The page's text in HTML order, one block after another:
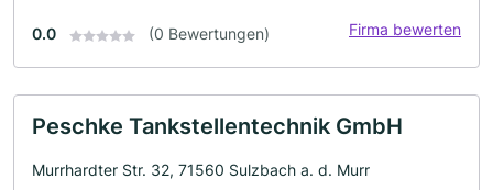
0.0 (0 Bewertungen) Firma bewerten
Peschke Tankstellentechnik GmbH
Murrhardter Str. 32, 71560 Sulzbach a. d. Murr